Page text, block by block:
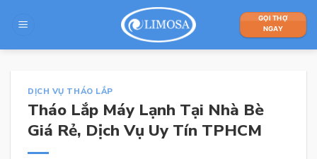
GỌI THỢ
NGAY
DỊCH VỤ THÁO LẮP
Tháo Lắp Máy Lạnh Tại Nhà Bè
Giá Rẻ, Dịch Vụ Uy Tín TPHCM